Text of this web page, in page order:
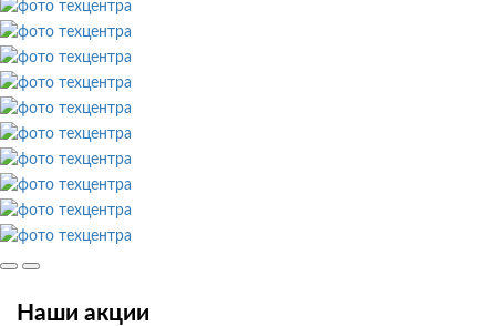
Наши акции